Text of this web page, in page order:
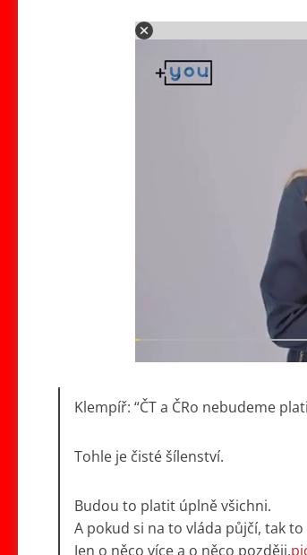
Klempíř: “ČT a ČRo nebudeme
Tohle je čisté šílenství.
Budou to platit úplně všichni.
A pokud si na to vláda půjčí, tak
Jen o něco více a o něco později.